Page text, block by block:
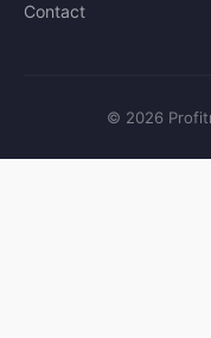
Contact
© 2026